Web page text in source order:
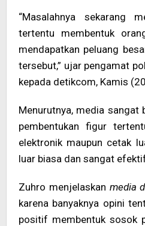
“Masalahnya sekarang
tertentu membentuk
mendapatkan peluang
tersebut,” ujar pengamat
kepada detikcom, Kamis
Menurutnya, media sangat
pembentukan figur
elektronik maupun cetak
luar biasa dan sangat
Zuhro menjelaskan media
karena banyaknya opini
positif membentuk sosok